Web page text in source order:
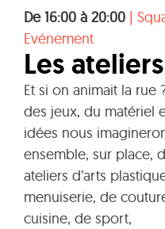
De 16:00 à 20:00 |
Evénement
Les
Et si on animait la rue
des jeux, du matériel
idées nous
ensemble, sur place,
ateliers d’arts
menuiserie, de
cuisine, de sport,